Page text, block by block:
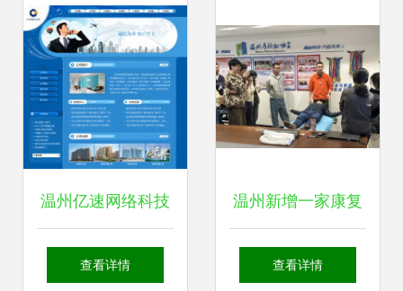
温州亿速网络科技
助力工程项目咨询
查看详情
温州新增一家康复
中心 定位明确，网
查看详情